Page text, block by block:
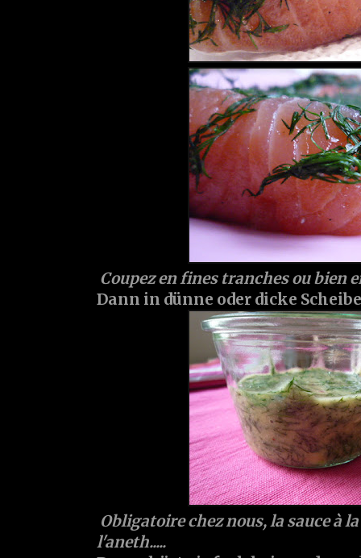
Coupez en fines tranches ou bien
Dann in dünne oder dicke
Obligatoire chez nous, la sauce à
l'aneth.....